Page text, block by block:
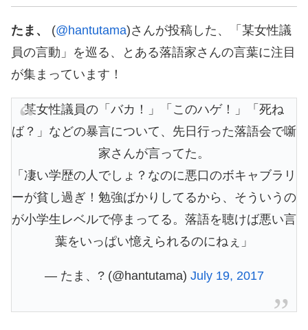
たま、 (@hantutama)さんが投稿した、「某女性議
員の言動」を巡る、とある落語家さんの言葉に注目
が集まっています！
某女性議員の「バカ！」「このハゲ！」「死ね
ば？」などの暴言について、先日行った落語会で噺
家さんが言ってた。
「凄い学歴の人でしょ？なのに悪口のボキャブラリ
ーが貧し過ぎ！勉強ばかりしてるから、そういうの
が小学生レベルで停まってる。落語を聴けば悪い言
葉をいっぱい憶えられるのにねぇ」
— たま、? (@hantutama) July 19, 2017